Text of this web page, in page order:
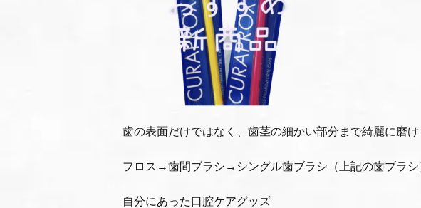
歯の表面だけではなく、歯茎の細かい部分まで綺麗に磨け
フロス→歯間ブラシ→シングル歯ブラシ（上記の歯ブラ
自分にあった口腔ケアグッズ